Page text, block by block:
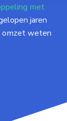
met
jaren
omzet weten